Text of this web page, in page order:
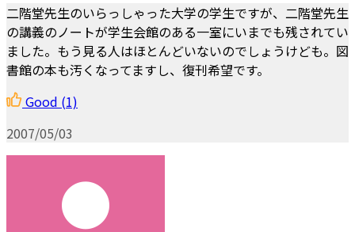
二階堂先生のいらっしゃった大学の学生ですが、二階堂先生
の講義のノートが学生会館のある一室にいまでも残されてい
ました。もう見る人はほとんどいないのでしょうけども。図
書館の本も汚くなってますし、復刊希望です。
Good (1)
2007/05/03